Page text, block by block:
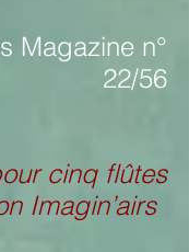
Magazine n°
22/56
cinq flûtes
Imagin’airs